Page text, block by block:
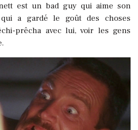
est un bad guy qui aime son
a gardé le goût des choses
prêcha avec lui, voir les gens